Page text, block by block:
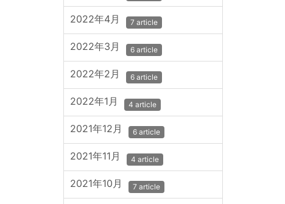
2022年4月 7 article
2022年3月 6 article
2022年2月 6 article
2022年1月 4 article
2021年12月 6 article
2021年11月 4 article
2021年10月 7 article